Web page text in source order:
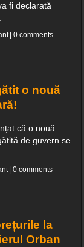
fi declarată
0 comments
o nouă
că o nouă
de guvern se
0 comments
la
Orban